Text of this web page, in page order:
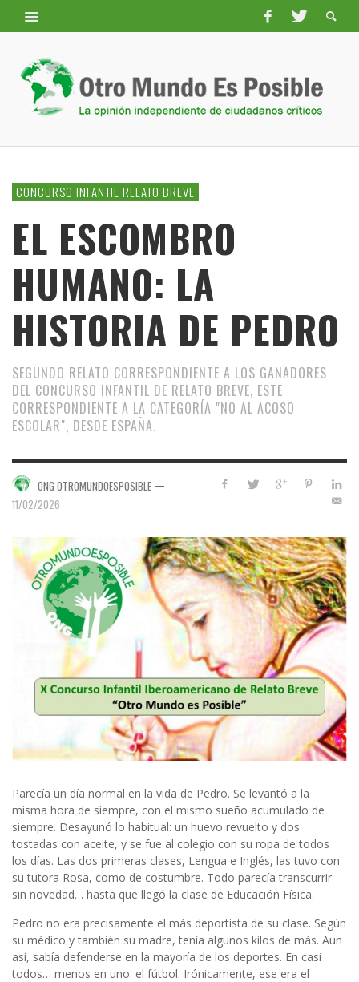
CONCURSO INFANTIL RELATO BREVE
EL ESCOMBRO
HUMANO: LA
HISTORIA DE PEDRO
SEGUNDO RELATO CORRESPONDIENTE A LOS GANADORES
DEL CONCURSO INFANTIL DE RELATO BREVE, ESTE
CORRESPONDIENTE A LA CATEGORÍA "NO AL ACOSO
ESCOLAR", DESDE ESPAÑA.
ONG OTROMUNDOESPOSIBLE —
11/02/2026
Parecía un día normal en la vida de Pedro. Se levantó a la
misma hora de siempre, con el mismo sueño acumulado de
siempre. Desayunó lo habitual: un huevo revuelto y dos
tostadas con aceite, y se fue al colegio con su ropa de todos
los días. Las dos primeras clases, Lengua e Inglés, las tuvo con
su tutora Rosa, como de costumbre. Todo parecía transcurrir
sin novedad… hasta que llegó la clase de Educación Física.
Pedro no era precisamente el más deportista de su clase. Según
su médico y también su madre, tenía algunos kilos de más. Aun
así, sabía defenderse en la mayoría de los deportes. En casi
todos… menos en uno: el fútbol. Irónicamente, ese era el